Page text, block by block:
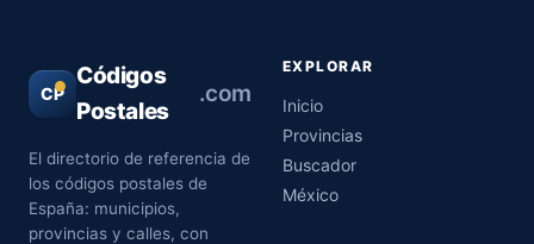
CP
Códigos
Postales
.com
El directorio de referencia de
los códigos postales de
España: municipios,
provincias y calles, con
EXPLORAR
Inicio
Provincias
Buscador
México